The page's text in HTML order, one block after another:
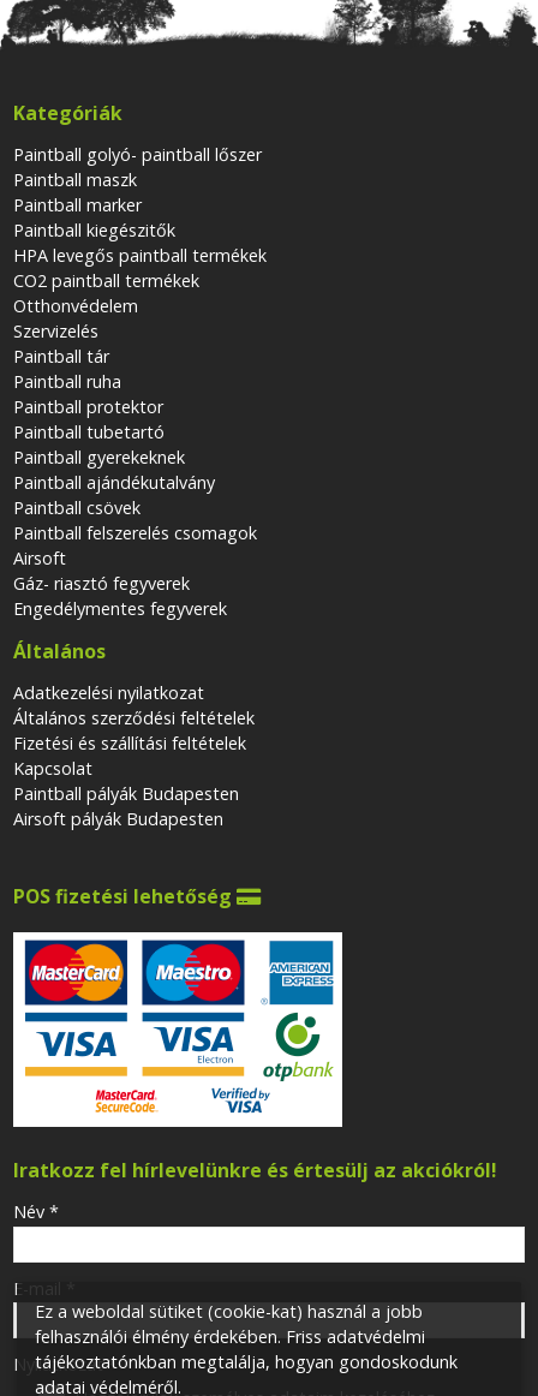
Kategóriák
Paintball golyó- paintball lőszer
Paintball maszk
Paintball marker
Paintball kiegészitők
HPA levegős paintball termékek
CO2 paintball termékek
Otthonvédelem
Szervizelés
Paintball tár
Paintball ruha
Paintball protektor
Paintball tubetartó
Paintball gyerekeknek
Paintball ajándékutalvány
Paintball csövek
Paintball felszerelés csomagok
Airsoft
Gáz- riasztó fegyverek
Engedélymentes fegyverek
Általános
Adatkezelési nyilatkozat
Általános szerződési feltételek
Fizetési és szállítási feltételek
Kapcsolat
Paintball pályák Budapesten
Airsoft pályák Budapesten
POS fizetési lehetőség 
Iratkozz fel hírlevelünkre és értesülj az akciókról!
-
-
-
Név *
E-mail
Nyilatkozat*
Ez a weboldal sütiket (cookie-kat) használ a jobb
felhasználói élmény érdekében. Friss adatvédelmi
tájékoztatónkban megtalálja, hogyan gondoskodunk
adatai védelméről.